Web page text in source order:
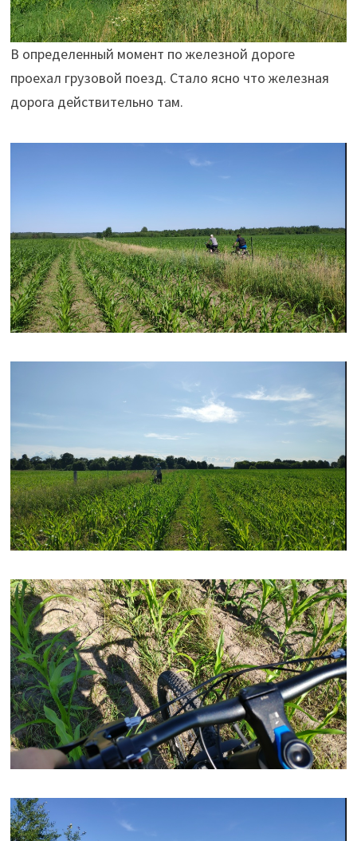
В определенный момент по железной дороге
проехал грузовой поезд. Стало ясно что железная
дорога действительно там.